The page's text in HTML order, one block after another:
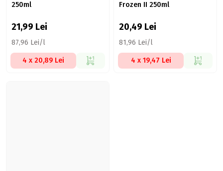
250ml
21,99 Lei
87,96 Lei/l
4 x 20,89 Lei
Frozen II 250ml
20,49 Lei
81,96 Lei/l
4 x 19,47 Lei